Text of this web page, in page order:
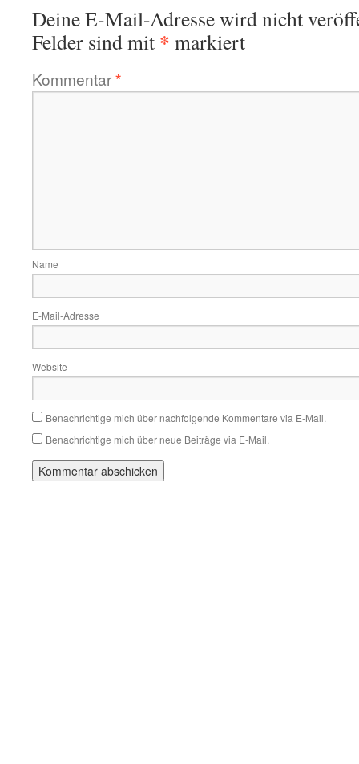
Deine E-Mail-Adresse wird nicht
Felder sind mit * markiert
Kommentar*
Name
E-Mail-Adresse
Website
Benachrichtige mich über nachfolgende Kommentare via E-Mail.
Benachrichtige mich über neue Beiträge via E-Mail.